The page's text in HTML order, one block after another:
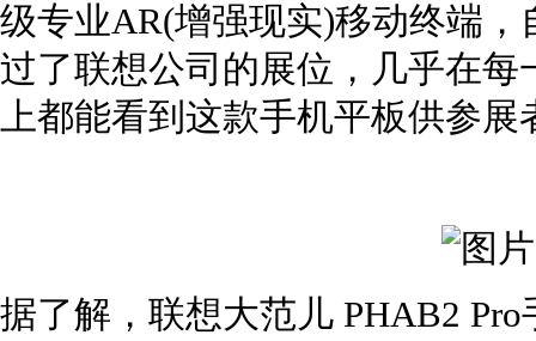
级专业AR(增强现实)移动终端
过了联想公司的展位，几乎在
上都能看到这款手机平板供参展
据了解，联想大范儿 PHAB2